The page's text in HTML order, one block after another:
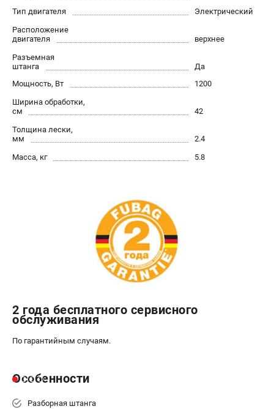
Как выбрать краскопульт?
Как выбрать мотопомпу?
Как выбрать бензопилу?
Как выбрать компрессор?
Как правильно выбрать генератор?
Сварочные аппараты TIG
Сварочные материалы
ТЕЛЕФОН (САНКТ-ПЕТЕРБУРГ)
+7 (812) 317-60-57
Информация размещённая на сайте не является публичной
проспект Александровской Фермы, 29АЛ
Режим работы колл-центра:
+7 (8112) 59-10-67
Тип двигателя
Электрический
Расположение
двигателя
верхнее
Разъемная
штанга
Да
Мощность, Вт
1200
Ширина обработки,
см
42
Толщина лески,
мм
2.4
Масса, кг
5.8
2 года бесплатного сервисного
обслуживания
По гарантийным случаям.
Особенности
Разборная штанга